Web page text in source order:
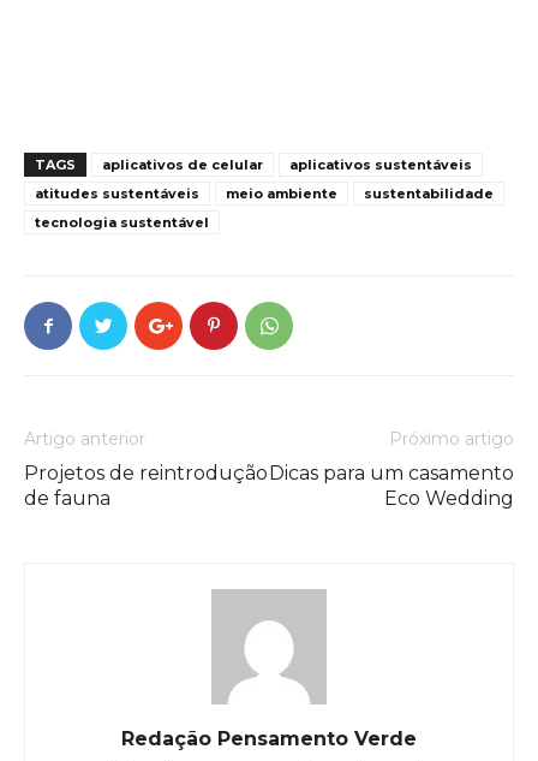
TAGS aplicativos de celular
aplicativos sustentáveis
atitudes sustentáveis
meio ambiente
sustentabilidade
tecnologia sustentável
Artigo anterior
Projetos de reintrodução
de fauna
Próximo artigo
Dicas para um casamento
Eco Wedding
Redação Pensamento Verde